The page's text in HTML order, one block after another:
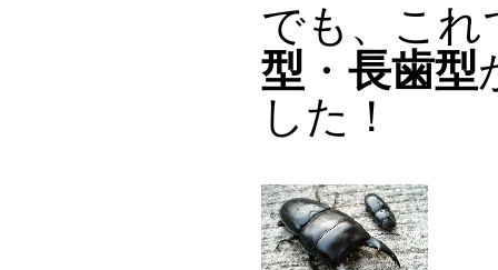
でも、これ
型 ・ 長歯型
した！